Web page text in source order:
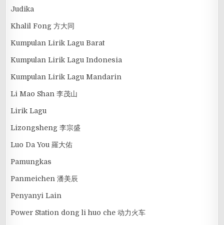
Judika
Khalil Fong 方大同
Kumpulan Lirik Lagu Barat
Kumpulan Lirik Lagu Indonesia
Kumpulan Lirik Lagu Mandarin
Li Mao Shan 李茂山
Lirik Lagu
Lizongsheng 李宗盛
Luo Da You 羅大佑
Pamungkas
Panmeichen 潘美辰
Penyanyi Lain
Power Station dong li huo che 动力火车